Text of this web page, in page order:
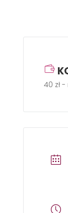
40 zł